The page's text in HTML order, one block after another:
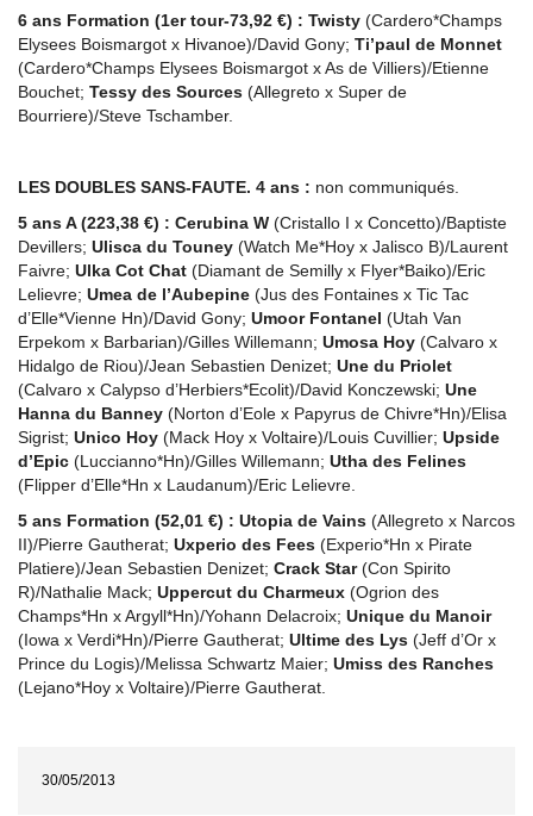
6 ans Formation (1er tour-73,92 €) : Twisty (Cardero*Champs
Elysees Boismargot x Hivanoe)/David Gony; Ti’paul de Monnet
(Cardero*Champs Elysees Boismargot x As de Villiers)/Etienne
Bouchet; Tessy des Sources (Allegreto x Super de
Bourriere)/Steve Tschamber.
LES DOUBLES SANS-FAUTE. 4 ans : non communiqués.
5 ans A (223,38 €) : Cerubina W (Cristallo I x Concetto)/Baptiste
Devillers; Ulisca du Touney (Watch Me*Hoy x Jalisco B)/Laurent
Faivre; Ulka Cot Chat (Diamant de Semilly x Flyer*Baiko)/Eric
Lelievre; Umea de l’Aubepine (Jus des Fontaines x Tic Tac
d’Elle*Vienne Hn)/David Gony; Umoor Fontanel (Utah Van
Erpekom x Barbarian)/Gilles Willemann; Umosa Hoy (Calvaro x
Hidalgo de Riou)/Jean Sebastien Denizet; Une du Priolet
(Calvaro x Calypso d’Herbiers*Ecolit)/David Konczewski; Une
Hanna du Banney (Norton d’Eole x Papyrus de Chivre*Hn)/Elisa
Sigrist; Unico Hoy (Mack Hoy x Voltaire)/Louis Cuvillier; Upside
d’Epic (Luccianno*Hn)/Gilles Willemann; Utha des Felines
(Flipper d’Elle*Hn x Laudanum)/Eric Lelievre.
5 ans Formation (52,01 €) : Utopia de Vains (Allegreto x Narcos
II)/Pierre Gautherat; Uxperio des Fees (Experio*Hn x Pirate
Platiere)/Jean Sebastien Denizet; Crack Star(Con Spirito
R)/Nathalie Mack; Uppercut du Charmeux (Ogrion des
Champs*Hn x Argyll*Hn)/Yohann Delacroix; Unique du Manoir
(Iowa x Verdi*Hn)/Pierre Gautherat; Ultime des Lys (Jeff d’Or x
Prince du Logis)/Melissa Schwartz Maier; Umiss des Ranches
(Lejano*Hoy x Voltaire)/Pierre Gautherat.
30/05/2013